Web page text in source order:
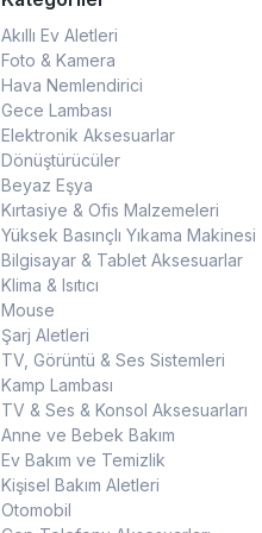
Akıllı Ev Aletleri
Foto & Kamera
Hava Nemlendirici
Gece Lambası
Elektronik Aksesuarlar
Dönüştürücüler
Beyaz Eşya
Kırtasiye & Ofis Malzemeleri
Yüksek Basınçlı Yıkama Makinesi
Bilgisayar & Tablet Aksesuarlar
Klima & Isıtıcı
Mouse
Şarj Aletleri
TV, Görüntü & Ses Sistemleri
Kamp Lambası
TV & Ses & Konsol Aksesuarları
Anne ve Bebek Bakım
Ev Bakım ve Temizlik
Kişisel Bakım Aletleri
Otomobil